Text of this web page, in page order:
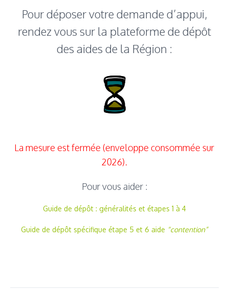
Pour déposer votre demande d’appui,
rendez vous sur la plateforme de dépôt
des aides de la Région :
La mesure est fermée (enveloppe consommée sur
2026).
Pour vous aider :
Guide de dépôt : généralités et étapes 1 à 4
Guide de dépôt spécifique étape 5 et 6 aide “contention”